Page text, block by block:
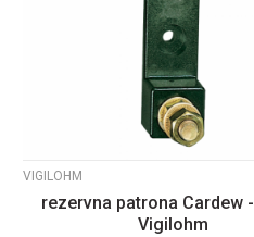
UPOREDI
VIGILOHM
rezervna patrona Cardew
Vigilohm